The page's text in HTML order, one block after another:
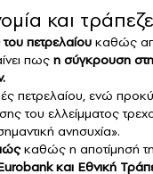
και
πετρελαίουκαθώς
πωςη σύγκρουση
πετρελαίου, ενώ
του ελλείμματος
ανησυχία».
καθώς η αποτίμησή
και Εθνική